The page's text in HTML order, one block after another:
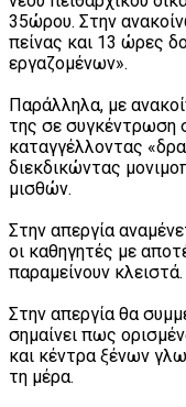
35ώρου. Στην
πείνας και 13 ώρες
εργαζομένων».
Παράλληλα, με
της σε συγκέντρωση
καταγγέλλοντας
διεκδικώντας
μισθών.
Στην απεργία
οι καθηγητές με
παραμείνουν κλειστά.
Στην απεργία θα
σημαίνει πως
και κέντρα ξένων
τη μέρα.